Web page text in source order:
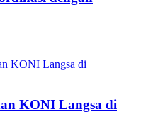
KONI Langsa di